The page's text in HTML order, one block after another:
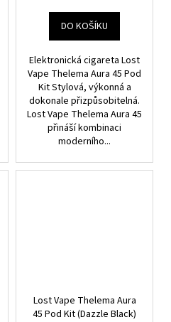
DO KOŠÍKU
Elektronická cigareta Lost
Vape Thelema Aura 45 Pod
Kit Stylová, výkonná a
dokonale přizpůsobitelná.
Lost Vape Thelema Aura 45
přináší kombinaci
moderního...
Lost Vape Thelema Aura
45 Pod Kit (Dazzle Black)